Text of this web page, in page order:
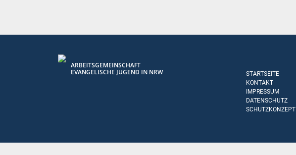
ARBEITSGEMEINSCHAFT
EVANGELISCHE JUGEND IN NRW
STARTSEITE
KONTAKT
IMPRESSUM
DATENSCHUTZ
SCHUTZKONZEPT